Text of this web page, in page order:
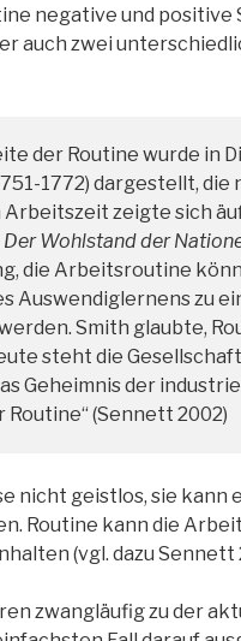
negative und positive
auch zwei
der Routine wurde in
1772) dargestellt, die
zeigte sich
Der Wohlstand der
die Arbeitsroutine
Auswendiglernens zu
Smith glaubte,
steht die
Geheimnis der
Routine“ (Sennett 2002)
nicht geistlos, sie kann
Routine kann die
(vgl. dazu Sennett
zwangläufig zu der